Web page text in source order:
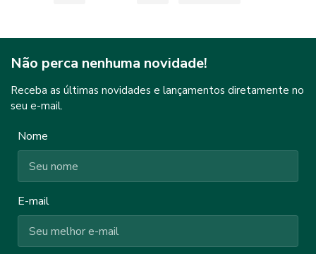
Não perca nenhuma novidade!
Receba as últimas novidades e lançamentos diretamente no
seu e-mail.
Nome
E-mail